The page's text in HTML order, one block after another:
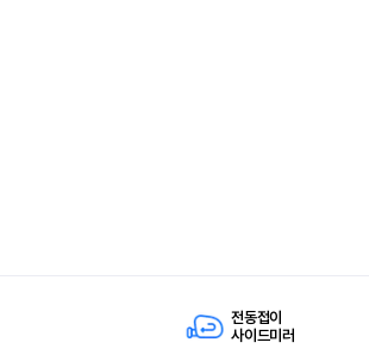
전동접이
사이드미러